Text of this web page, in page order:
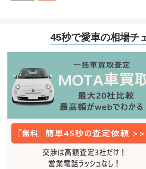
45秒で愛車の相場チ